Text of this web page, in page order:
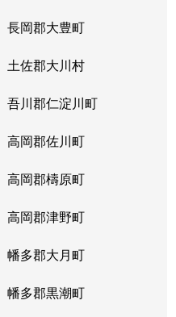
長岡郡大豊町
土佐郡大川村
吾川郡仁淀川町
高岡郡佐川町
高岡郡檮原町
高岡郡津野町
幡多郡大月町
幡多郡黒潮町